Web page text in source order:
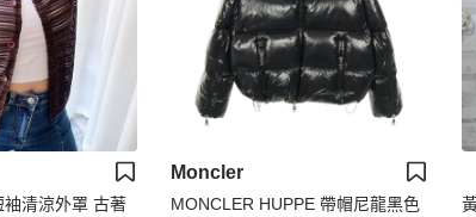
袖清涼外罩 古著
Moncler
MONCLER HUPPE 帶帽尼龍黑色